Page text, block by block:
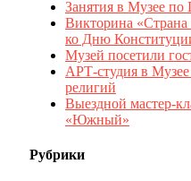
Занятия в Музее
Викторина «Страна
ко Дню
Музей посетили
АРТ-студия в
религий
Выездной мастер-
«Южный»
Рубрики